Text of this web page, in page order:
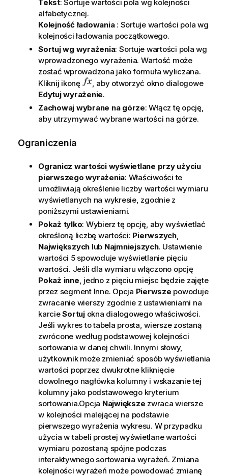
Tekst: Sortuje wartości pola wg kolejności
alfabetycznej.
Kolejność ładowania : Sortuje wartości pola wg
kolejności ładowania początkowego.
Sortuj wg wyrażenia: Sortuje wartości pola wg
wprowadzonego wyrażenia. Wartość może
zostać wprowadzona jako formuła wyliczana.
Kliknij ikonę
, aby otworzyć okno dialogowe
Edytuj wyrażenie.
Zachowaj wybrane na górze: Włącz tę opcję,
aby utrzymywać wybrane wartości na górze.
Ograniczenia
Ogranicz wartości wyświetlane przy użyciu
pierwszego wyrażenia: Właściwości te
umożliwiają określenie liczby wartości wymiaru
wyświetlanych na wykresie, zgodnie z
poniższymi ustawieniami.
Pokaż tylko: Wybierz tę opcję, aby wyświetlać
określoną liczbę wartości: Pierwszych,
Największych lub Najmniejszych. Ustawienie
wartości 5 spowoduje wyświetlanie pięciu
wartości. Jeśli dla wymiaru włączono opcję
Pokaż inne , jedno z pięciu miejsc będzie zajęte
przez segment Inne. Opcja Pierwsze powoduje
zwracanie wierszy zgodnie z ustawieniami na
karcieSortujokna dialogowego właściwości.
Jeśli wykres to tabela prosta, wiersze zostaną
zwrócone według podstawowej kolejności
sortowania w danej chwili. Innymi słowy,
użytkownik może zmieniać sposób wyświetlania
wartości poprzez dwukrotne kliknięcie
dowolnego nagłówka kolumny i wskazanie tej
kolumny jako podstawowego kryterium
sortowania.Opcja Największe zwraca wiersze
w kolejności malejącej na podstawie
pierwszego wyrażenia wykresu. W przypadku
użycia w tabeli prostej wyświetlane wartości
wymiaru pozostaną spójne podczas
interaktywnego sortowania wyrażeń. Zmiana
kolejności wyrażeń może powodować zmianę